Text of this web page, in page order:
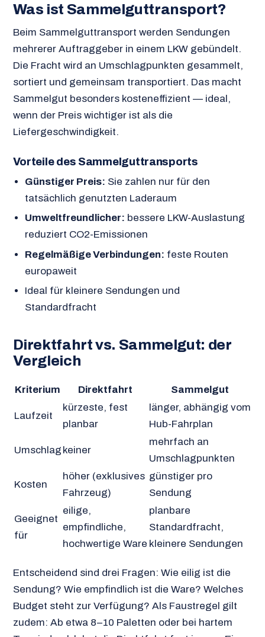
Was ist Sammelguttransport?
Beim Sammelguttransport werden Sendungen
mehrerer Auftraggeber in einem LKW gebündelt.
Die Fracht wird an Umschlagpunkten gesammelt,
sortiert und gemeinsam transportiert. Das macht
Sammelgut besonders kosteneffizient — ideal,
wenn der Preis wichtiger ist als die
Liefergeschwindigkeit.
Vorteile des Sammelguttransports
Günstiger Preis: Sie zahlen nur für den
tatsächlich genutzten Laderaum
Umweltfreundlicher: bessere LKW-Auslastung
reduziert CO2-Emissionen
Regelmäßige Verbindungen: feste Routen
europaweit
Ideal für kleinere Sendungen und
Standardfracht
Direktfahrt vs. Sammelgut: der
Vergleich
Kriterium Direktfahrt Sammelgut
Laufzeit
kürzeste, fest
planbar
länger, abhängig vom
Hub-Fahrplan
Umschlag keiner
mehrfach an
Umschlagpunkten
Kosten
höher (exklusives
Fahrzeug)
günstiger pro
Sendung
Geeignet
für
eilige,
empfindliche,
hochwertige Ware
planbare
Standardfracht,
kleinere Sendungen
Entscheidend sind drei Fragen: Wie eilig ist die
Sendung? Wie empfindlich ist die Ware? Welches
Budget steht zur Verfügung? Als Faustregel gilt
zudem: Ab etwa 8–10 Paletten oder bei hartem